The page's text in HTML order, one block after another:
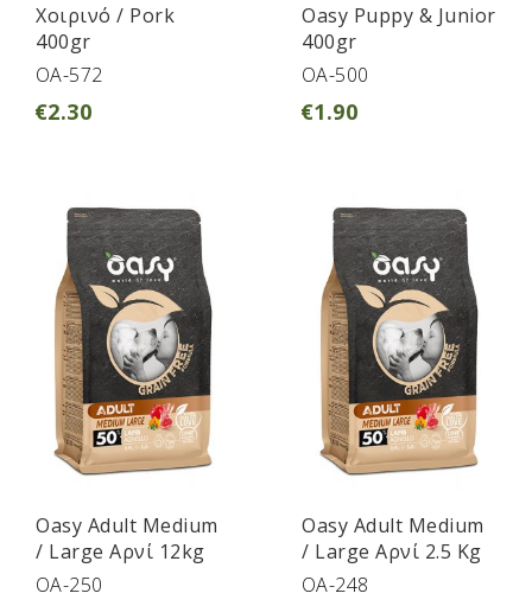
Χοιρινό / Pork
400gr
OA-572
€2.30
Oasy Puppy & Junior
400gr
OA-500
€1.90
Oasy Adult Medium
/ Large Αρνί 12kg
OA-250
Oasy Adult Medium
/ Large Αρνί 2.5 Kg
OA-248